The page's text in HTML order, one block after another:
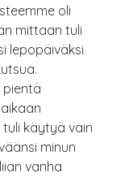
oli
mittaan tuli
lepopäiväksi
pientä
tuli käytyä vain
minun
vanha